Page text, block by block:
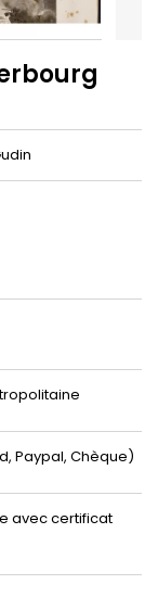
Paypal, Chèque)
avec certificat